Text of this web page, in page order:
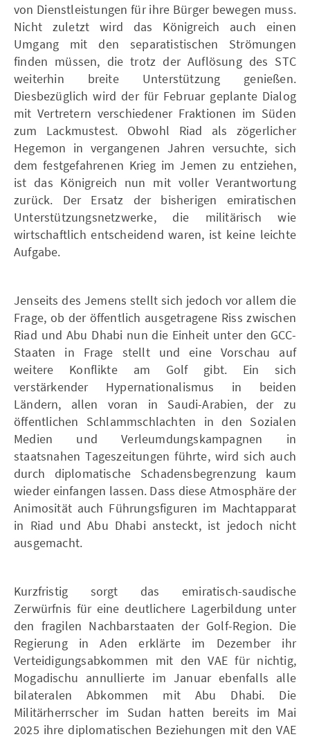
von Dienstleistungen für ihre Bürger bewegen muss.
Nicht zuletzt wird das Königreich auch einen
Umgang mit den separatistischen Strömungen
finden müssen, die trotz der Auflösung des STC
weiterhin breite Unterstützung genießen.
Diesbezüglich wird der für Februar geplante Dialog
mit Vertretern verschiedener Fraktionen im Süden
zum Lackmustest. Obwohl Riad als zögerlicher
Hegemon in vergangenen Jahren versuchte, sich
dem festgefahrenen Krieg im Jemen zu entziehen,
ist das Königreich nun mit voller Verantwortung
zurück. Der Ersatz der bisherigen emiratischen
Unterstützungsnetzwerke, die militärisch wie
wirtschaftlich entscheidend waren, ist keine leichte
Aufgabe.
Jenseits des Jemens stellt sich jedoch vor allem die
Frage, ob der öffentlich ausgetragene Riss zwischen
Riad und Abu Dhabi nun die Einheit unter den GCC-
Staaten in Frage stellt und eine Vorschau auf
weitere Konflikte am Golf gibt. Ein sich
verstärkender Hypernationalismus in beiden
Ländern, allen voran in Saudi-Arabien, der zu
öffentlichen Schlammschlachten in den Sozialen
Medien und Verleumdungskampagnen in
staatsnahen Tageszeitungen führte, wird sich auch
durch diplomatische Schadensbegrenzung kaum
wieder einfangen lassen. Dass diese Atmosphäre der
Animosität auch Führungsfiguren im Machtapparat
in Riad und Abu Dhabi ansteckt, ist jedoch nicht
ausgemacht.
Kurzfristig sorgt das emiratisch-saudische
Zerwürfnis für eine deutlichere Lagerbildung unter
den fragilen Nachbarstaaten der Golf-Region. Die
Regierung in Aden erklärte im Dezember ihr
Verteidigungsabkommen mit den VAE für nichtig,
Mogadischu annullierte im Januar ebenfalls alle
bilateralen Abkommen mit Abu Dhabi. Die
Militärherrscher im Sudan hatten bereits im Mai
2025 ihre diplomatischen Beziehungen mit den VAE